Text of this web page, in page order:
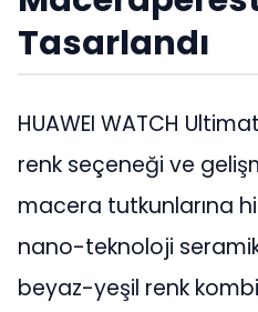
Tasarlandı
HUAWEI WATCH
renk seçeneği ve
macera tutkunlarına
nano-teknoloji
beyaz-yeşil renk